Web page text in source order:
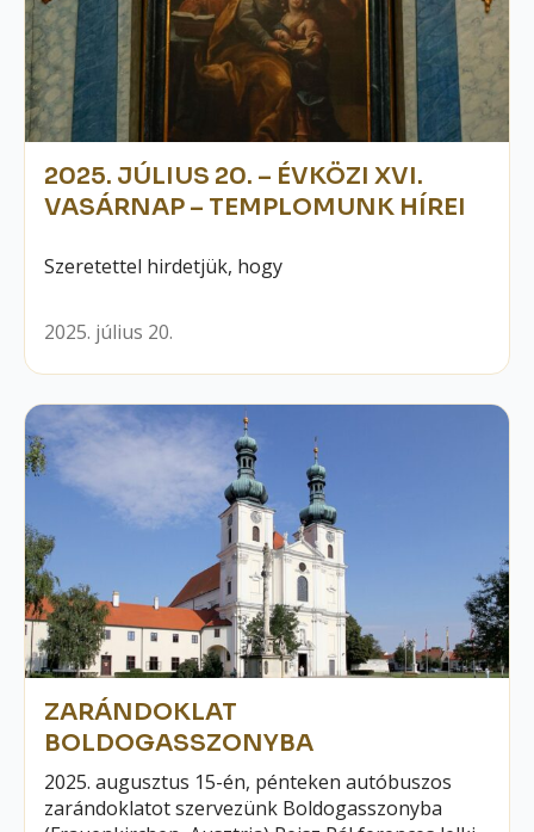
2025. JÚLIUS 20. – ÉVKÖZI XVI.
VASÁRNAP – TEMPLOMUNK HÍREI
Szeretettel hirdetjük, hogy
2025. július 20.
ZARÁNDOKLAT
BOLDOGASSZONYBA
2025. augusztus 15-én, pénteken autóbuszos
zarándoklatot szervezünk Boldogasszonyba